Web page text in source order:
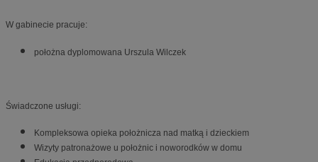
W gabinecie pracuje:
położna dyplomowana Urszula Wilczek
Świadczone usługi:
Kompleksowa opieka położnicza nad matką i dzieckiem
Wizyty patronażowe u położnic i noworodków w domu